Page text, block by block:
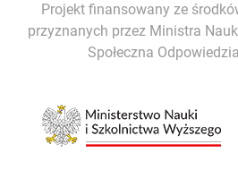
Projekt finansowany ze
przyznanych przez Ministra
Społeczna